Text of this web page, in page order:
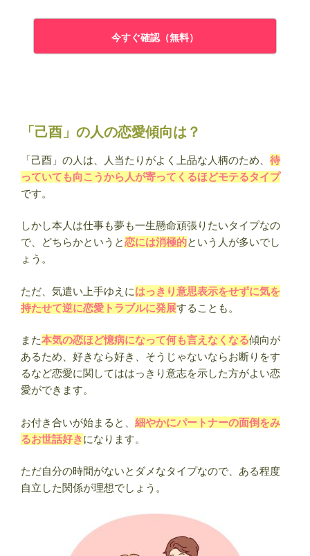
今すぐ確認（無料）
「己酉」の人の恋愛傾向は？
「己酉」の人は、人当たりがよく上品な人柄のため、 待
っていても向こうから人が寄ってくるほどモテるタイプ
です。
しかし本人は仕事も夢も一生懸命頑張りたいタイプなの
で、どちらかというと恋には消極的という人が多いでし
ょう。
ただ、気遣い上手ゆえにはっきり意思表示をせずに気を
持たせて逆に恋愛トラブルに発展することも。
また本気の恋ほど憶病になって何も言えなくなる傾向が
あるため、好きなら好き、そうじゃないならお断りをす
るなど恋愛に関してははっきり意志を示した方がよい恋
愛ができます。
お付き合いが始まると、 細やかにパートナーの面倒をみ
るお世話好きになります。
ただ自分の時間がないとダメなタイプなので、ある程度
自立した関係が理想でしょう。